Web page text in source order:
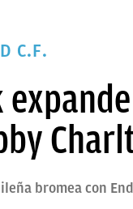
C.F.
bromea con